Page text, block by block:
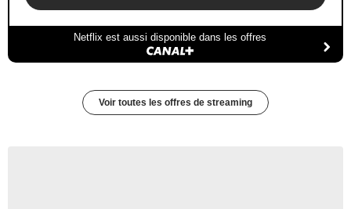
Netflix est aussi disponible dans les offres
Voir toutes les offres de streaming